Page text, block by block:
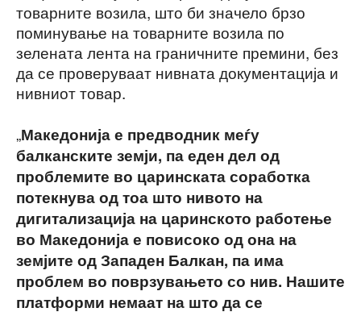
товарните возила, што би значело брзо
поминување на товарните возила по
зелената лента на граничните премини, без
да се проверуваат нивната документација и
нивниот товар.
„Македонија е предводник меѓу
балканските земји, па еден дел од
проблемите во царинската соработка
потекнува од тоа што нивото на
дигитализација на царинското работење
во Македонија е повисоко од она на
земјите од Западен Балкан, па има
проблем во поврзувањето со нив. Нашите
платформи немаат на што да се